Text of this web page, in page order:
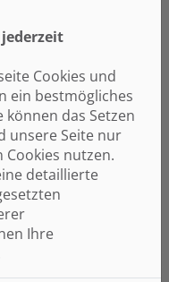
Cookies und
ein bestmögliches
das Setzen
unsere Seite nur
nutzen.
detaillierte
Ihre